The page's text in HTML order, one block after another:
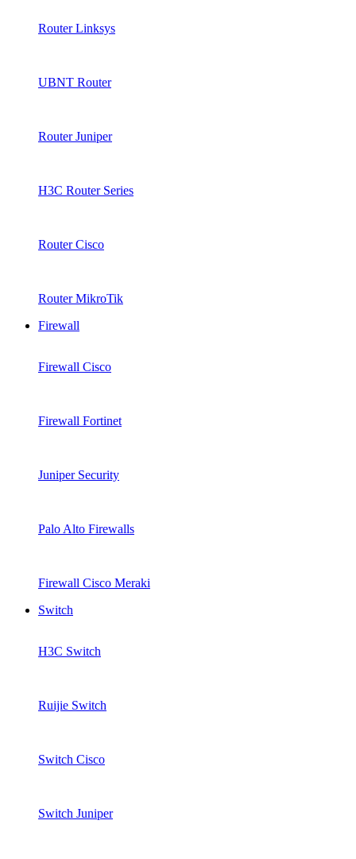
Router Linksys
UBNT Router
Router Juniper
H3C Router Series
Router Cisco
Router MikroTik
Firewall
Firewall Cisco
Firewall Fortinet
Juniper Security
Palo Alto Firewalls
Firewall Cisco Meraki
Switch
H3C Switch
Ruijie Switch
Switch Cisco
Switch Juniper